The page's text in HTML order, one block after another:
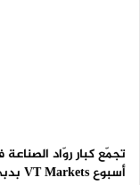
تجمّع كبار روّاد
أسبوع VT Markets بدبي